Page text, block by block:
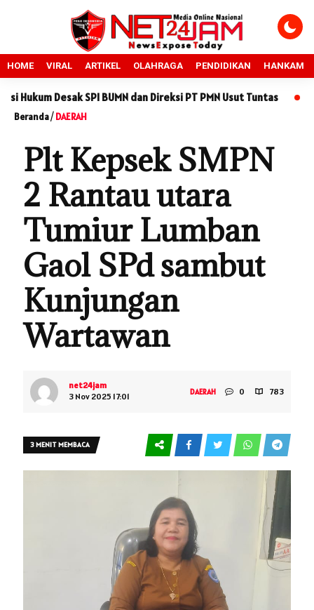
HOME VIRAL ARTIKEL OLAHRAGA PENDIDIKAN HANKAM
SPI BUMN dan Direksi PT PMN Usut Tuntas LSM KCBI Minta
Beranda/DAERAH
Plt Kepsek SMPN
2 Rantau utara
Tumiur Lumban
Gaol SPd sambut
Kunjungan
Wartawan
net24jam
3 Nov 2025 17:01
DAERAH 0 783
3 MENIT MEMBACA